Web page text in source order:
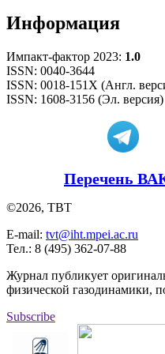
Информация
Импакт-фактор 2023: 1.0
ISSN: 0040-3644
ISSN: 0018-151X (Англ.
ISSN: 1608-3156 (Эл. версия)
Перечень
©2026, ТВТ
E-mail: tvt@iht.mpei.ac.ru
Тел.: 8 (495) 362-07-88
Журнал публикует
физической газодинамики,
Subscribe